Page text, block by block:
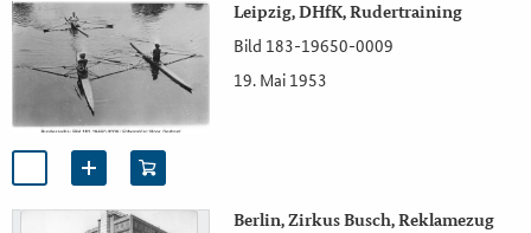
Leipzig, DHfK, Rudertraining
Bild 183-19650-0009
19. Mai 1953
Berlin, Zirkus Busch, Reklamezug